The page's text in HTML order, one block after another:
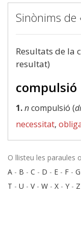
Sinònims de
Resultats de la
resultat)
compulsió
1.ncompulsió (
necessitat,
O llisteu les paraules
A - B - C - D - E - F - G
T - U - V- W - X - Y - Z